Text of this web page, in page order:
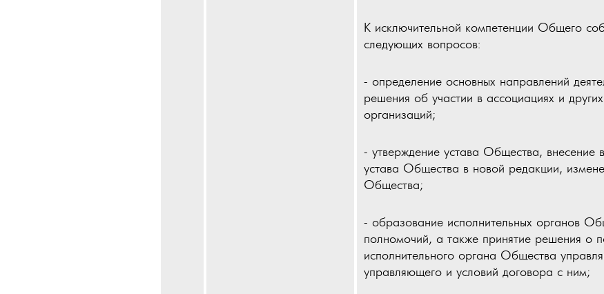
К исключительной компетенции Общего
следующих вопросов:
- определение основных направлений
решения об участии в ассоциациях и
организаций;
- утверждение устава Общества, внесение
устава Общества в новой редакции,
Общества;
- образование исполнительных органов
полномочий, а также принятие решения о
исполнительного органа Общества
управляющего и условий договора с ним;